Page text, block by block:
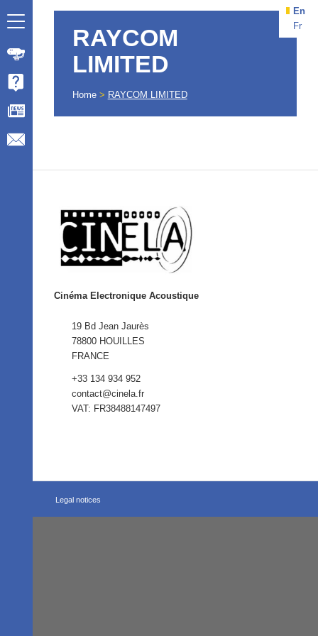
En
Fr
RAYCOM
LIMITED
Home > RAYCOM LIMITED
Cinéma Electronique Acoustique
19 Bd Jean Jaurès
78800 HOUILLES
FRANCE
+33 134 934 952
contact@cinela.fr
VAT: FR38488147497
Legal notices